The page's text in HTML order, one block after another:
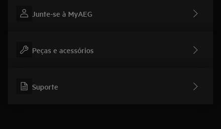
Junte-se à MyAEG
Peças e acessórios
Suporte